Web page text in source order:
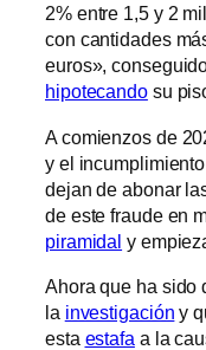
2% entre 1,5 y 2
con cantidades
euros»,
hipotecandosu
A comienzos de
y el
dejan de abonar
de este fraude en
piramidal y
Ahora que ha sido
la investigación y
esta estafa a la